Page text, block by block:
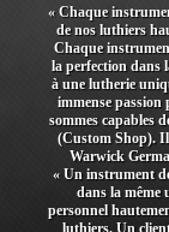
« Chaque
de nos luthiers
Chaque
la perfection dans
à une lutherie
immense
sommes capables
(Custom Shop).
Warwick
« Un instrument
dans la même
personnel
luthiers. Un